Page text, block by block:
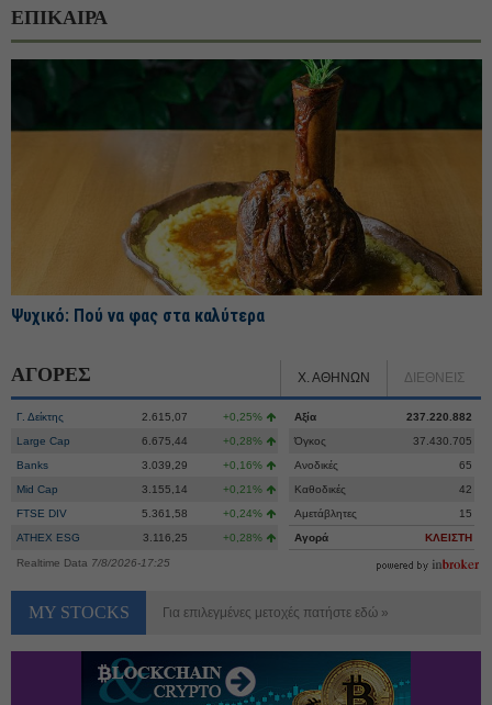
ΕΠΙΚΑΙΡΑ
Ψυχικό: Πού να φας στα καλύτερα
ΑΓΟΡΕΣ Χ. ΑΘΗΝΩΝ ΔΙΕΘΝΕΙΣ
Γ. Δείκτης 2.615,07
+0,25%
Large Cap
6.675,44
+0,28%
Banks
3.039,29
+0,16%
Mid Cap
3.155,14
+0,21%
FTSE DIV
5.361,58
+0,24%
ATHEX ESG
3.116,25 +0,28%
Αξία
237.220.882
Όγκος
37.430.705
Ανοδικές
65
Καθοδικές
42
Αμετάβλητες
15
Αγορά
ΚΛΕΙΣΤΗ
Realtime Data 7/8/2026-17:25
MY STOCKS Για επιλεγμένες μετοχές πατήστε εδώ »